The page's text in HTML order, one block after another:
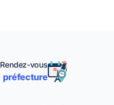
Rendez-vous
préfecture